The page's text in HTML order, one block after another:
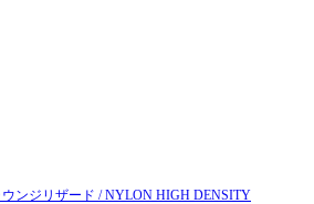
ンジリザード / NYLON HIGH DENSITY